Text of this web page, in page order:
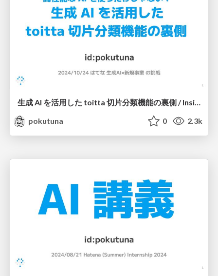
生成 AI を活用した toitta 切片分類機能の裏側 / Inside toitta's AI-Based Factoid Clustering
pokutuna
0 2.3k